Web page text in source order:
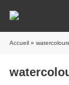
Accueil »